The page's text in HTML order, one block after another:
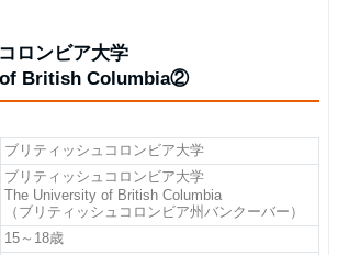
ロンビア大学
British Columbia②
ブリティッシュコロンビア大学
ブリティッシュコロンビア大学
The University of British Columbia
（ブリティッシュコロンビア州バンクーバー）
15～18歳